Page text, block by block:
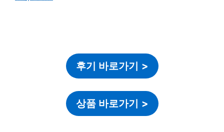
후기 바로가기 >
상품 바로가기 >